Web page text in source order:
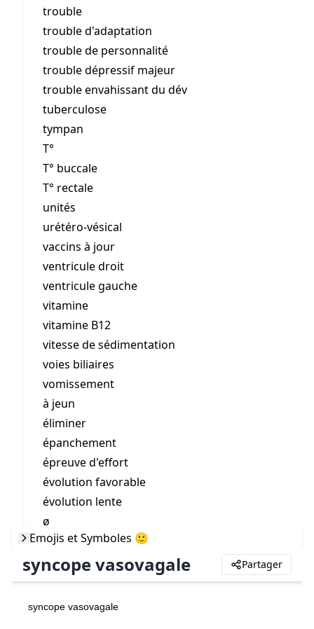
trouble
trouble d'adaptation
trouble de personnalité
trouble dépressif majeur
trouble envahissant du dév
tuberculose
tympan
T°
T° buccale
T° rectale
unités
urétéro-vésical
vaccins à jour
ventricule droit
ventricule gauche
vitamine
vitamine B12
vitesse de sédimentation
voies biliaires
vomissement
à jeun
éliminer
épanchement
épreuve d'effort
évolution favorable
évolution lente
ø
Emojis et Symboles 🙂
syncope vasovagale Partager
syncope vasovagale